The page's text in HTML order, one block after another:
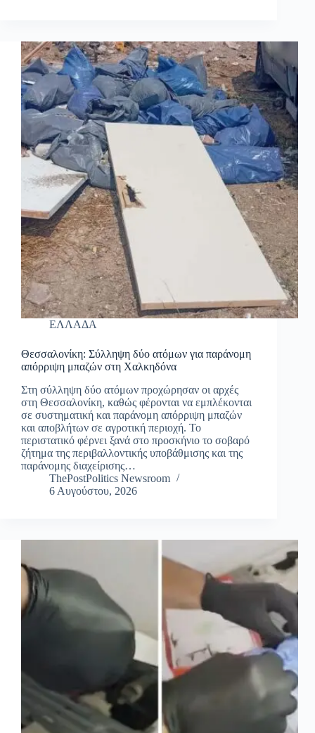
ΕΛΛΑΔΑ
Θεσσαλονίκη: Σύλληψη δύο ατόμων για παράνομη
απόρριψη μπαζών στη Χαλκηδόνα
Στη σύλληψη δύο ατόμων προχώρησαν οι αρχές
στη Θεσσαλονίκη, καθώς φέρονται να εμπλέκονται
σε συστηματική και παράνομη απόρριψη μπαζών
και αποβλήτων σε αγροτική περιοχή. Το
περιστατικό φέρνει ξανά στο προσκήνιο το σοβαρό
ζήτημα της περιβαλλοντικής υποβάθμισης και της
παράνομης διαχείρισης…
ThePostPolitics Newsroom
6 Αυγούστου, 2026